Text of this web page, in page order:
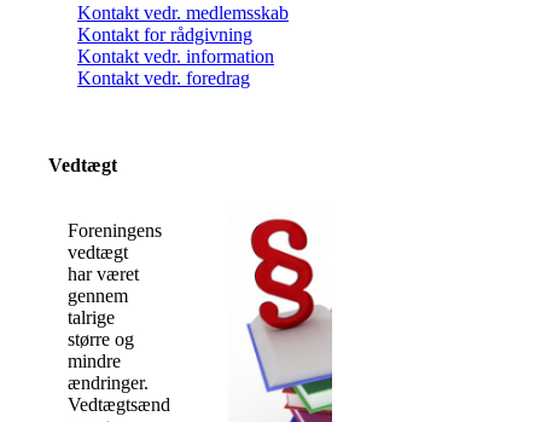
Kontakt vedr. medlemsskab
Kontakt for rådgivning
Kontakt vedr. information
Kontakt vedr. foredrag
Vedtægt
Foreningens
vedtægt
har været
gennem
talrige
større og
mindre
ændringer.
Vedtægtsændringer